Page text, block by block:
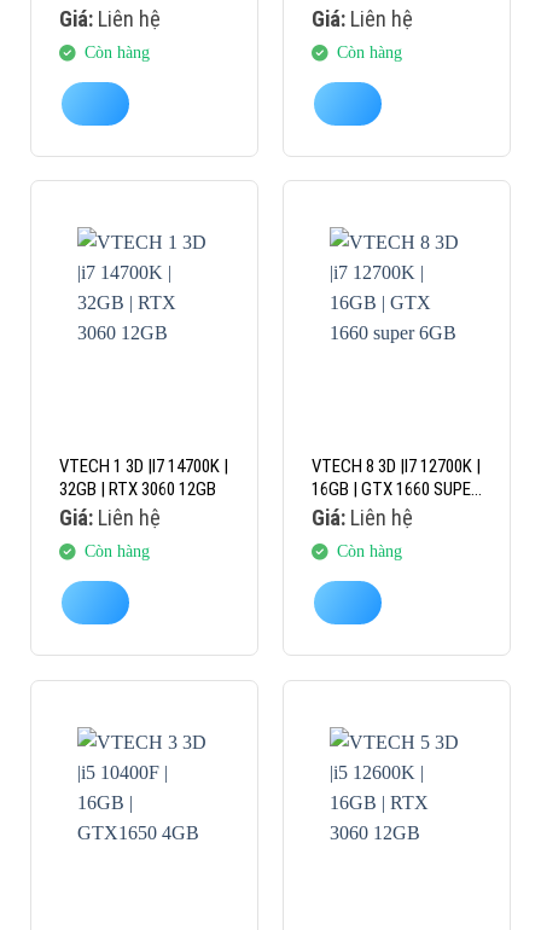
Giá:Liên hệ
Còn hàng
Giá:Liên hệ
Còn hàng
VTECH 1 3D |I7 14700K |
32GB | RTX 3060 12GB
Giá:Liên hệ
Còn hàng
VTECH 8 3D |I7 12700K |
16GB | GTX 1660 SUPER
6GB
Giá:Liên hệ
Còn hàng